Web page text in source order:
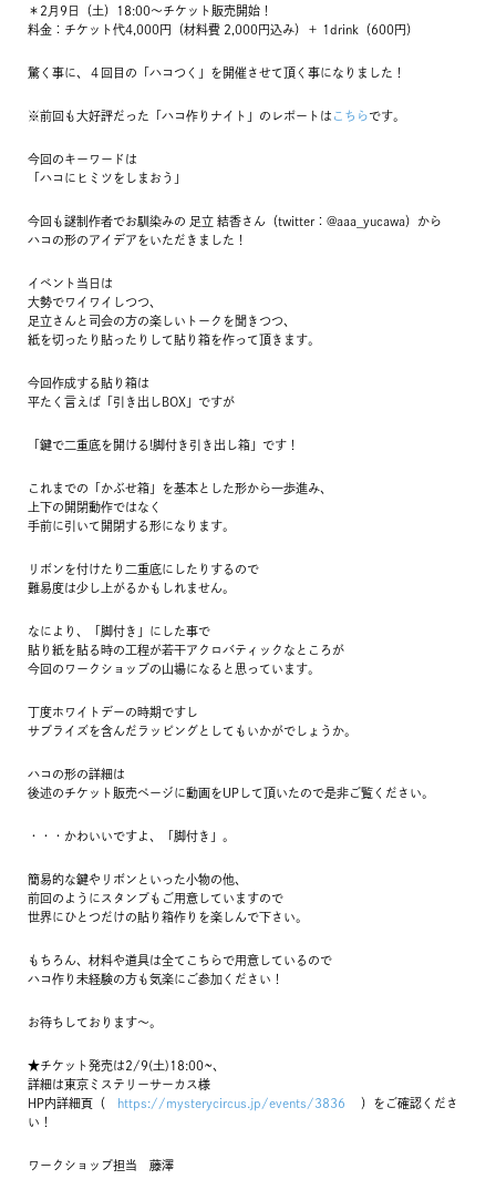
＊2月9日（土）18:00〜チケット販売開始！
料金：チケット代4,000円（材料費 2,000円込み）＋ 1drink（600円）
驚く事に、４回目の「ハコつく」を開催させて頂く事になりました！
※前回も大好評だった「ハコ作りナイト」のレポートは こちらです。
今回のキーワードは
「ハコにヒミツをしまおう」
今回も謎制作者でお馴染みの 足立 結香さん（twitter：@aaa_yucawa）から
ハコの形のアイデアをいただきました！
イベント当日は
大勢でワイワイしつつ、
足立さんと司会の方の楽しいトークを聞きつつ、
紙を切ったり貼ったりして貼り箱を作って頂きます。
今回作成する貼り箱は
平たく言えば「引き出しBOX」ですが
「鍵で二重底を開ける!脚付き引き出し箱」です！
これまでの「かぶせ箱」を基本とした形から一歩進み、
上下の開閉動作ではなく
手前に引いて開閉する形になります。
リボンを付けたり二重底にしたりするので
難易度は少し上がるかもしれません。
なにより、「脚付き」にした事で
貼り紙を貼る時の工程が若干アクロバティックなところが
今回のワークショップの山場になると思っています。
丁度ホワイトデーの時期ですし
サプライズを含んだラッピングとしてもいかがでしょうか。
ハコの形の詳細は
後述のチケット販売ページに動画をUPして頂いたので是非ご覧ください。
・・・かわいいですよ、「脚付き」。
簡易的な鍵やリボンといった小物の他、
前回のようにスタンプもご用意していますので
世界にひとつだけの貼り箱作りを楽しんで下さい。
もちろん、材料や道具は全てこちらで用意しているので
ハコ作り未経験の方も気楽にご参加ください！
お待ちしております〜。
★チケット発売は2/9(土)18:00~、
詳細は東京ミステリーサーカス様
HP内詳細頁（ https://mysterycircus.jp/events/3836 ）をご確認くださ
い！
ワークショップ担当 藤澤